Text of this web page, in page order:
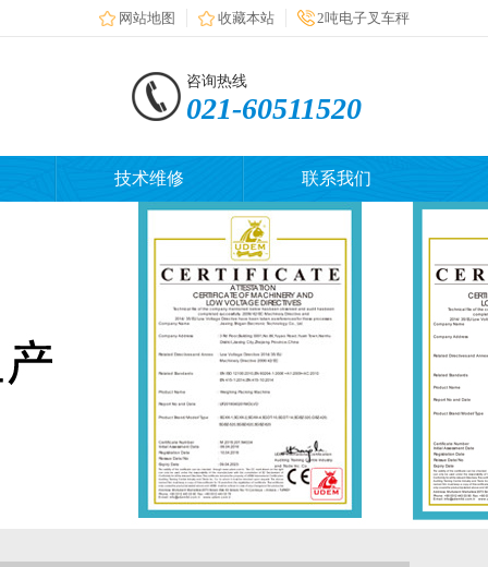
网站地图 收藏本站 2吨电子叉车秤
咨询热线
021-60511520
技术维修 联系我们